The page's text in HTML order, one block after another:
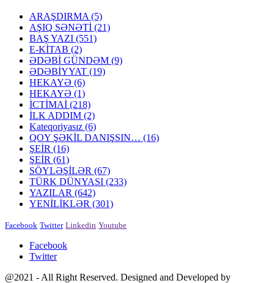
ARAŞDIRMA (5)
AŞIQ SƏNƏTİ (21)
BAŞ YAZI (551)
E-KİTAB (2)
ƏDƏBİ GÜNDƏM (9)
ƏDƏBİYYAT (19)
HEKAYƏ (6)
HEKAYƏ (1)
İCTİMAİ (218)
İLK ADDIM (2)
Kateqoriyasız (6)
QOY ŞƏKİL DANIŞSIN… (16)
ŞEİR (16)
ŞEİR (61)
SÖYLƏŞİLƏR (67)
TÜRK DÜNYASI (233)
YAZILAR (642)
YENİLİKLƏR (301)
Facebook Twitter Linkedin Youtube
Facebook
Twitter
@2021 - All Right Reserved. Designed and Developed by